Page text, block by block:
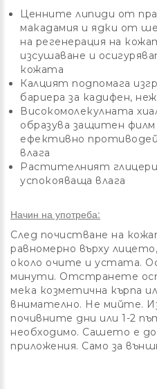
Ценните липиди от
макадамия и ядки от
на регенерация на
изсушаване и
кожата
Калцият подпомага
бариера за кадифен,
Високомолекулната
образува защитен
ефективно
влага
Растителният
успокояваща влага
Начин на употреба:
След почистване на
равномерно върху
около очите и устата.
минути. Отстранете
мека козметична кърпа
внимателно. Не мийте.
почивните дни или 1-2
необходимо. Сашето е
приложения. Само за